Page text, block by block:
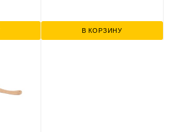
В КОРЗИНУ